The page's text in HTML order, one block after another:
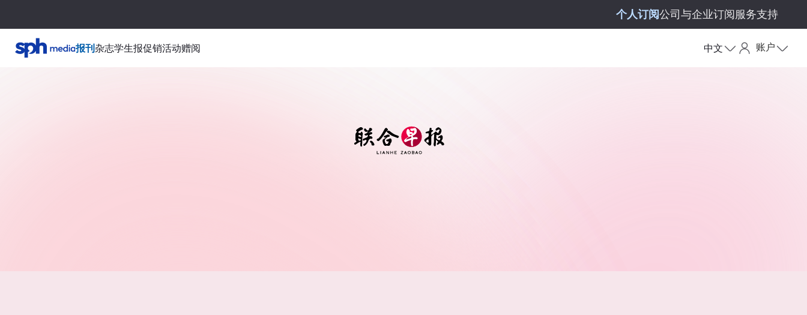
个人订阅公司与企业订阅服务支持
报刊杂志学生报促销活动赠阅 中文 账户